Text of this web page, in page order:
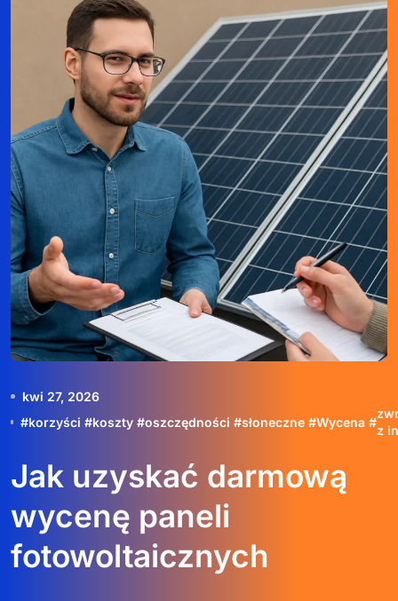
kwi 27, 2026
#korzyści #koszty #oszczędności #słoneczne #Wycena #
z
Jak uzyskać darmową
wycenę paneli
fotowoltaicznych